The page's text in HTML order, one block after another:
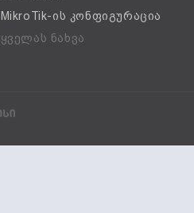
MikroTik-ის კონფიგურაცია
ყველას ნახვა